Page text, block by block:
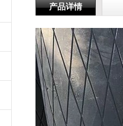
产品详情